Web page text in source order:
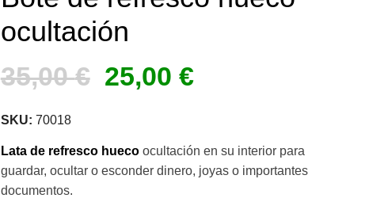
ocultación
35,00€ El
era:
35,00 €.
25,00 €
es:
25,00 €.
SKU: 70018
Lata de refresco huecoocultación en su interior para
guardar, ocultar o esconder dinero, joyas o importantes
documentos.